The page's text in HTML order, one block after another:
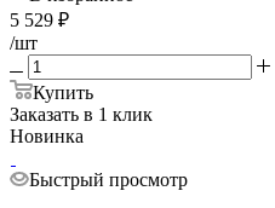
5 529 ₽
/шт
Купить
Заказать в 1 клик
Новинка
Быстрый просмотр